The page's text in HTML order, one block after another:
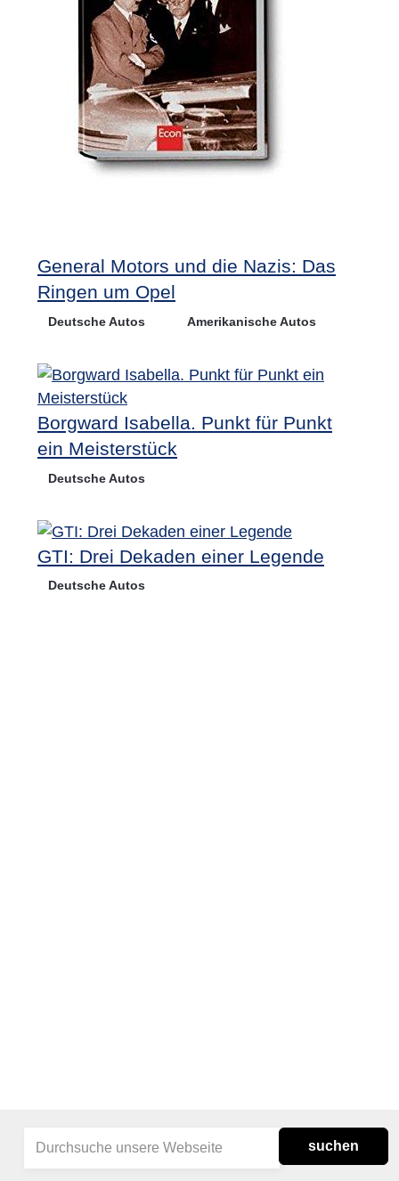
General Motors und die Nazis: Das
Ringen um Opel
Deutsche Autos Amerikanische Autos
Borgward Isabella. Punkt für Punkt
ein Meisterstück
Deutsche Autos
GTI: Drei Dekaden einer Legende
Deutsche Autos
suchen